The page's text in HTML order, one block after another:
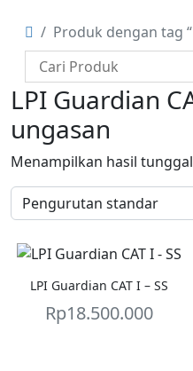
Produk dengan tag
LPI Guardian
ungasan
Menampilkan hasil tunggal
LPI Guardian CAT I – SS
Rp18.500.000